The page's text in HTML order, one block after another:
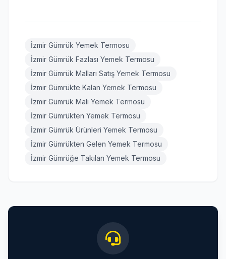
İzmir Gümrük Yemek Termosu
İzmir Gümrük Fazlası Yemek Termosu
İzmir Gümrük Malları Satış Yemek Termosu
İzmir Gümrükte Kalan Yemek Termosu
İzmir Gümrük Malı Yemek Termosu
İzmir Gümrükten Yemek Termosu
İzmir Gümrük Ürünleri Yemek Termosu
İzmir Gümrükten Gelen Yemek Termosu
İzmir Gümrüğe Takılan Yemek Termosu